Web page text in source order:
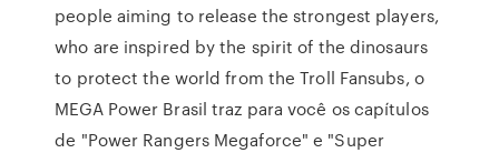
people aiming to release the strongest players,
who are inspired by the spirit of the dinosaurs
to protect the world from the Troll Fansubs, o
MEGA Power Brasil traz para você os capítulos
de "Power Rangers Megaforce" e "Super